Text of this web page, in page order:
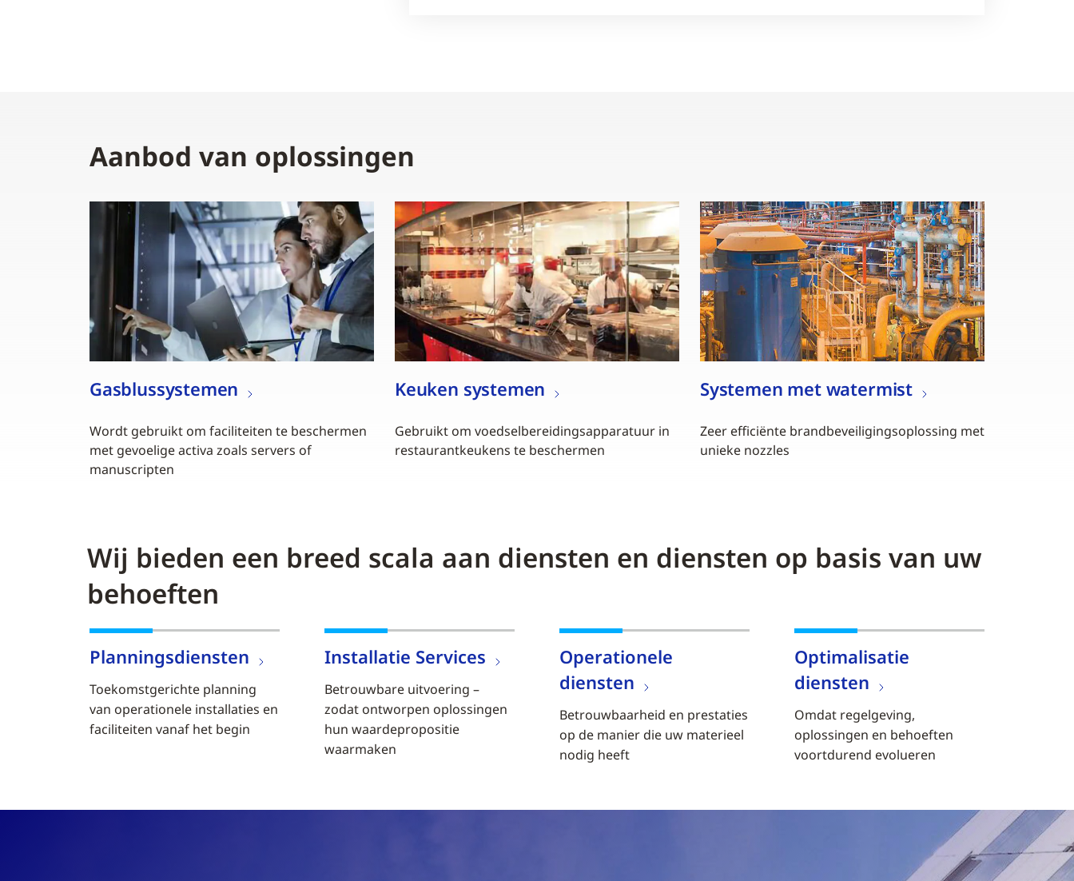
Aanbod van oplossingen
Gasblussystemen
Wordt gebruikt om faciliteiten te beschermen
met gevoelige activa zoals servers of
manuscripten
Keuken systemen
Gebruikt om voedselbereidingsapparatuur in
restaurantkeukens te beschermen
Systemen met watermist
Zeer efficiënte brandbeveiligingsoplossing met
unieke nozzles
Wij bieden een breed scala aan diensten en diensten op basis van uw
behoeften
Planningsdiensten
Toekomstgerichte planning
van operationele installaties en
faciliteiten vanaf het begin
Installatie Services
Betrouwbare uitvoering –
zodat ontworpen oplossingen
hun waardepropositie
waarmaken
Operationele
diensten
Betrouwbaarheid en prestaties
op de manier die uw materieel
nodig heeft
Optimalisatie
diensten
Omdat regelgeving,
oplossingen en behoeften
voortdurend evolueren